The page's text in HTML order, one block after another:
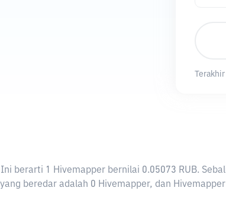
Ini berarti 1 Hivemapper bernilai 0.05073 RUB.
beredar adalah 0 Hivemapper, dan